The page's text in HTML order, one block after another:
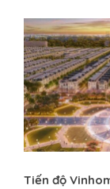
Tiến độ